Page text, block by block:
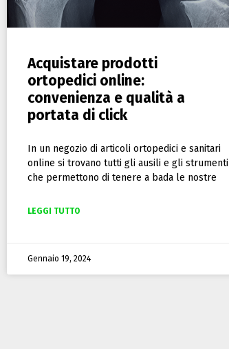
Acquistare prodotti
ortopedici online:
convenienza e qualità a
portata di click
In un negozio di articoli ortopedici e sanitari
online si trovano tutti gli ausili e gli strumenti
che permettono di tenere a bada le nostre
LEGGI TUTTO
Gennaio 19, 2024